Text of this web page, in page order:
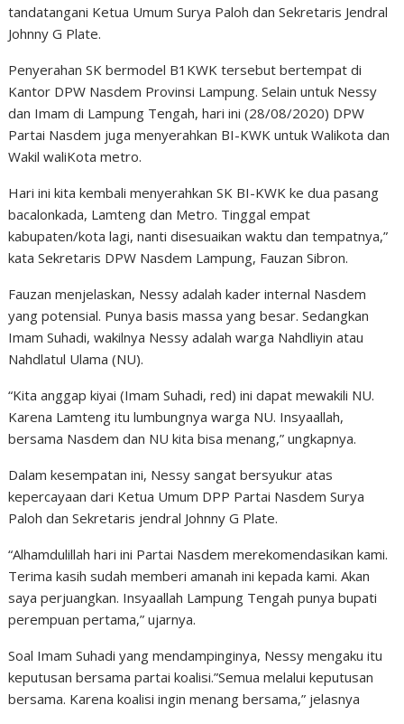
tandatangani Ketua Umum Surya Paloh dan Sekretaris Jendral
Johnny G Plate.
Penyerahan SK bermodel B1KWK tersebut bertempat di
Kantor DPW Nasdem Provinsi Lampung. Selain untuk Nessy
dan Imam di Lampung Tengah, hari ini (28/08/2020) DPW
Partai Nasdem juga menyerahkan BI-KWK untuk Walikota dan
Wakil waliKota metro.
Hari ini kita kembali menyerahkan SK BI-KWK ke dua pasang
bacalonkada, Lamteng dan Metro. Tinggal empat
kabupaten/kota lagi, nanti disesuaikan waktu dan tempatnya,”
kata Sekretaris DPW Nasdem Lampung, Fauzan Sibron.
Fauzan menjelaskan, Nessy adalah kader internal Nasdem
yang potensial. Punya basis massa yang besar. Sedangkan
Imam Suhadi, wakilnya Nessy adalah warga Nahdliyin atau
Nahdlatul Ulama (NU).
“Kita anggap kiyai (Imam Suhadi, red) ini dapat mewakili NU.
Karena Lamteng itu lumbungnya warga NU. Insyaallah,
bersama Nasdem dan NU kita bisa menang,” ungkapnya.
Dalam kesempatan ini, Nessy sangat bersyukur atas
kepercayaan dari Ketua Umum DPP Partai Nasdem Surya
Paloh dan Sekretaris jendral Johnny G Plate.
“Alhamdulillah hari ini Partai Nasdem merekomendasikan kami.
Terima kasih sudah memberi amanah ini kepada kami. Akan
saya perjuangkan. Insyaallah Lampung Tengah punya bupati
perempuan pertama,” ujarnya.
Soal Imam Suhadi yang mendampinginya, Nessy mengaku itu
keputusan bersama partai koalisi.”Semua melalui keputusan
bersama. Karena koalisi ingin menang bersama,” jelasnya